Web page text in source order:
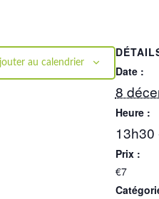
au calendrier
Date :
8
Heure :
13h30
Prix :
€7